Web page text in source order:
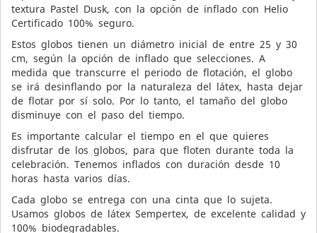
textura Pastel Dusk, con la opción de inflado con Helio
Certificado 100% seguro.
Estos globos tienen un diámetro inicial de entre 25 y 30
cm, según la opción de inflado que selecciones. A
medida que transcurre el periodo de flotación, el globo
se irá desinflando por la naturaleza del látex, hasta dejar
de flotar por sí solo. Por lo tanto, el tamaño del globo
disminuye con el paso del tiempo.
Es importante calcular el tiempo en el que quieres
disfrutar de los globos, para que floten durante toda la
celebración. Tenemos inflados con duración desde 10
horas hasta varios días.
Cada globo se entrega con una cinta que lo sujeta.
Usamos globos de látex Sempertex, de excelente calidad y
100% biodegradables.